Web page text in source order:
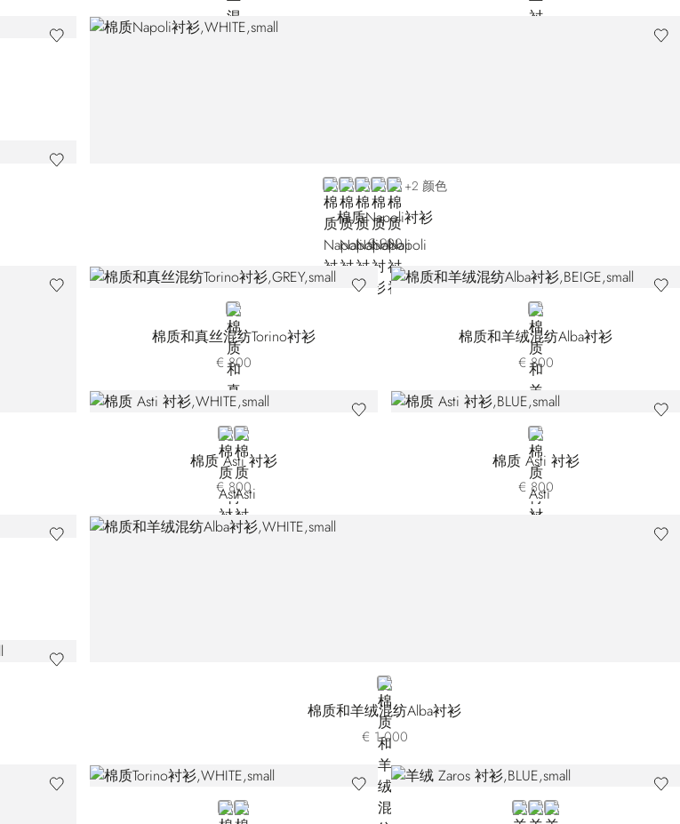
WHITE
BLUE R3056-002
BLUE R3056-003
REDGREEN R3056-006
+2 颜色
棉质Napoli衬衫
€ 900
GREY
棉质和真丝混纺Torino衬衫
€ 800
BEIGE
棉质和羊绒混纺Alba衬衫
€ 800
WHITE
BLUE
棉质 Asti 衬衫
€ 800
BLUE
棉质 Asti 衬衫
€ 800
WHITE
棉质和羊绒混纺Alba衬衫
€ 1.000
WHITE
BLUE
BLUEGREEN
BLACK